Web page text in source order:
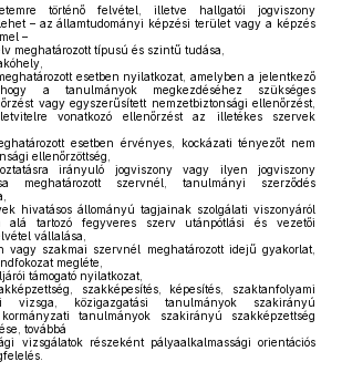
történő felvétel, illetve hallgatói jogviszony
– az államtudományi képzési terület vagy a képzés
–
meghatározott típusú és szintű tudása,
esetben nyilatkozat, amelyben a jelentkező
a tanulmányok megkezdéséhez szükséges
vagy egyszerűsített nemzetbiztonsági ellenőrzést,
vonatkozó ellenőrzést az illetékes szervek
esetben érvényes, kockázati tényezőt nem
ellenőrzöttség,
irányuló jogviszony vagy ilyen jogviszony
meghatározott szervnél, tanulmányi szerződés
hivatásos állományú tagjainak szolgálati viszonyáról
alá tartozó fegyveres szerv utánpótlási és vezetői
vállalása,
vagy szakmai szervnél meghatározott idejű gyakorlat,
megléte,
támogató nyilatkozat,
szakképesítés, képesítés, szaktanfolyami
vizsga, közigazgatási tanulmányok szakirányú
tanulmányok szakirányú szakképzettség
továbbá
vizsgálatok részeként pályaalkalmassági orientációs